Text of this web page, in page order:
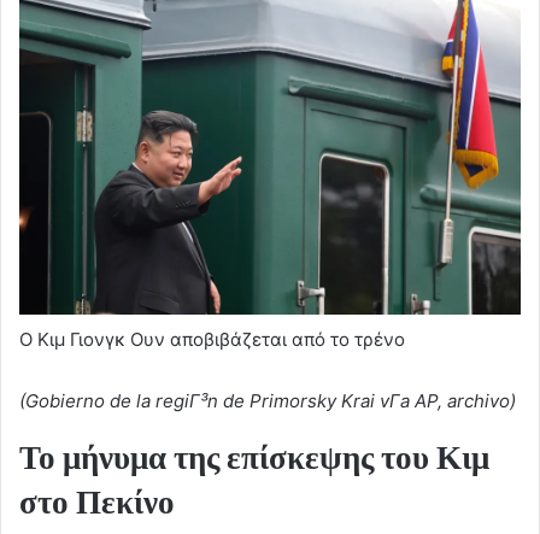
Ο Κιμ Γιονγκ Ουν αποβιβάζεται από το τρένο
(Gobierno de la regiΓ³n de Primorsky Krai vΓ­a AP, archivo)
Το μήνυμα της επίσκεψης του Κιμ
στο Πεκίνο